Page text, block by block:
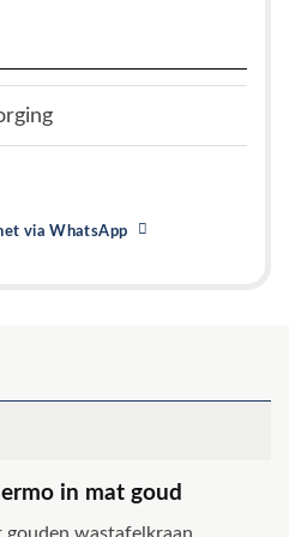
via WhatsApp
in mat goud